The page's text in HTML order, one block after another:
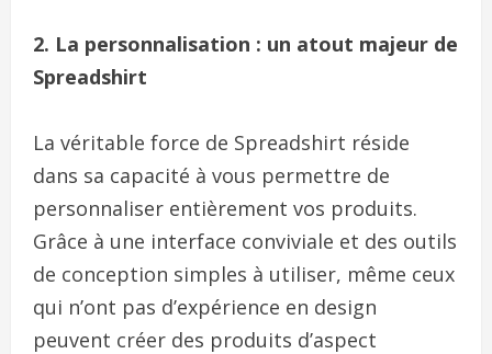
2. La personnalisation : un atout majeur de
Spreadshirt
La véritable force de Spreadshirt réside
dans sa capacité à vous permettre de
personnaliser entièrement vos produits.
Grâce à une interface conviviale et des outils
de conception simples à utiliser, même ceux
qui n’ont pas d’expérience en design
peuvent créer des produits d’aspect